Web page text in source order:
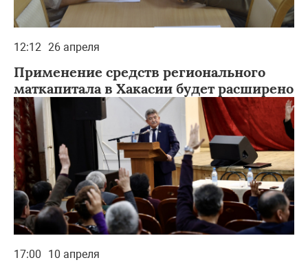
12:12 26 апреля
Применение средств регионального
маткапитала в Хакасии будет расширено
17:00 10 апреля